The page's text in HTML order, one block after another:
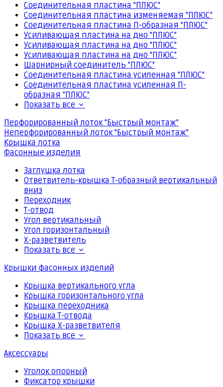
Соединительная пластина "ПЛЮС"
Соединительная пластина изменяемая "ПЛЮС"
Соединительная пластина П-образная "ПЛЮС"
Усиливающая пластина на дно "ПЛЮС"
Усиливающая пластина на дно "ПЛЮС"
Усиливающая пластина на дно "ПЛЮС"
Шарнирный соединитель "ПЛЮС"
Соединительная пластина усиленная "ПЛЮС"
Соединительная пластина усиленная П-
образная "ПЛЮС"
Показать все
Перфорированный лоток "Быстрый монтаж"
Неперфорированный лоток "Быстрый монтаж"
Крышка лотка
Фасонные изделия
Заглушка лотка
Ответвитель-крышка Т-образный вертикальный
вниз
Переходник
Т-отвод
Угол вертикальный
Угол горизонтальный
Х-разветвитель
Показать все
Крышки фасонных изделий
Крышка вертикального угла
Крышка горизонтального угла
Крышка переходника
Крышка Т-отвода
Крышка Х-разветвителя
Показать все
Аксессуары
Уголок опорный
Фиксатор крышки